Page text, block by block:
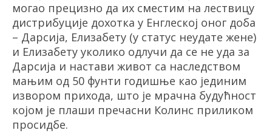
могао прецизно да их сместим на лествицу
дистрибуције дохотка у Енглеској оног доба
– Дарсија, Елизабету (у статус неудате жене)
и Елизабету уколико одлучи да се не уда за
Дарсија и настави живот са наследством
мањим од 50 фунти годишње као јединим
извором прихода, што је мрачна будућност
којом је плаши пречасни Колинс приликом
просидбе.